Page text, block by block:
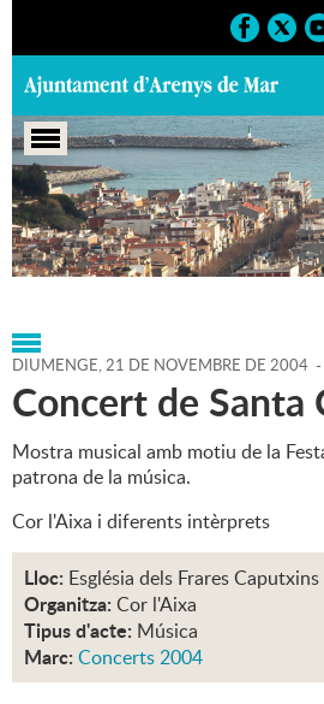
Portada > Agenda > 21-11-
2004 > Marcs > Culturals > 2004 >
DIUMENGE,21 DE NOVEMBRE DE 2004 -
Concert de Santa
Mostra musical amb motiu de la
patrona de la música.
Cor l'Aixa i diferents intèrprets
Lloc: Església dels Frares Caputxins
Organitza: Cor l'Aixa
Tipus d'acte: Música
Marc: Concerts 2004